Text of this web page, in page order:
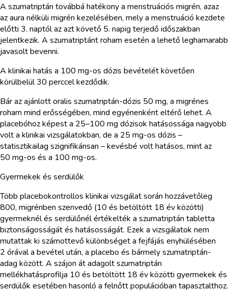
A szumatriptán továbbá hatékony a menstruációs migrén, azaz
az aura nélküli migrén kezelésében, mely a menstruáció kezdete
előtti 3. naptól az azt követő 5. napig terjedő időszakban
jelentkezik. A szumatriptánt roham esetén a lehető leghamarabb
javasolt bevenni.
A klinikai hatás a 100 mg-os dózis bevételét követően
körülbelül 30 perccel kezdődik.
Bár az ajánlott oralis szumatriptán-dózis 50 mg, a migrénes
roham mind erősségében, mind egyénenként eltérő lehet. A
placebóhoz képest a 25–100 mg dózisok hatásossága nagyobb
volt a klinikai vizsgálatokban, de a 25 mg-os dózis –
statisztikailag szignifikánsan – kevésbé volt hatásos, mint az
50 mg-os és a 100 mg-os.
Gyermekek és serdülők
Több placebokontrollos klinikai vizsgálat során hozzávetőleg
800, migrénben szenvedő (10 és betöltött 18 év közötti)
gyermeknél és serdülőnél értékelték a szumatriptán tabletta
biztonságosságát és hatásosságát. Ezek a vizsgálatok nem
mutattak ki számottevő különbséget a fejfájás enyhülésében
2 órával a bevétel után, a placebo és bármely szumatriptán-
adag között. A szájon át adagolt szumatriptán
mellékhatásprofilja 10 és betöltött 18 év közötti gyermekek és
serdülők esetében hasonló a felnőtt populációban tapasztalthoz.